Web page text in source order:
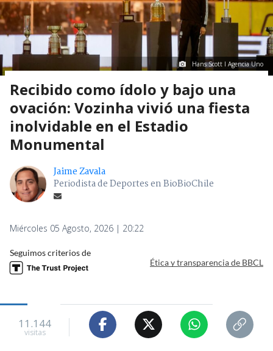
Hans Scott I Agencia Uno
Recibido como ídolo y bajo una
ovación: Vozinha vivió una fiesta
inolvidable en el Estadio
Monumental
Jaime Zavala
Periodista de Deportes en BioBioChile
Miércoles 05 Agosto, 2026 | 20:22
Seguimos criterios de
Ética y transparencia de BBCL
11.144
visitas